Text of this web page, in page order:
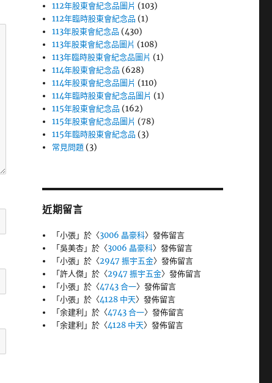
112年股東會紀念品圖片 (103)
112年臨時股東會紀念品 (1)
113年股東會紀念品 (430)
113年股東會紀念品圖片 (108)
113年臨時股東會紀念品圖片 (1)
114年股東會紀念品 (628)
114年股東會紀念品圖片 (110)
114年臨時股東會紀念品圖片 (1)
115年股東會紀念品 (162)
115年股東會紀念品圖片 (78)
115年臨時股東會紀念品 (3)
常見問題 (3)
近期留言
「小張」於〈3006 晶豪科〉發佈留言
「吳美杏」於〈3006 晶豪科〉發佈留言
「小張」於〈2947 振宇五金〉發佈留言
「許人傑」於〈2947 振宇五金〉發佈留言
「小張」於〈4743 合一〉發佈留言
「小張」於〈4128 中天〉發佈留言
「余建利 」於〈4743 合一〉發佈留言
「余建利 」於〈4128 中天〉發佈留言